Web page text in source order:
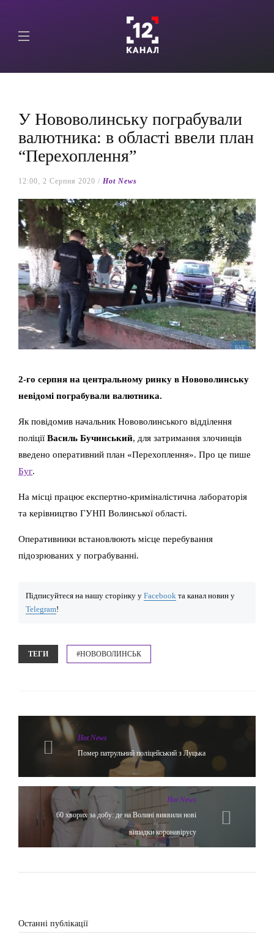
У Нововолинську пограбували
валютника: в області ввели план
“Перехоплення”
12:00, 2 Серпня 2020 / Hot News
2-го серпня на центральному ринку в Нововолинську
невідомі пограбували валютника.
Як повідомив начальник Нововолинського відділення
поліції Василь Бучинський, для затримання злочинців
введено оперативний план «Перехоплення». Про це пише
Буг.
На місці працює експертно-криміналістична лабораторія
та керівництво ГУНП Волинської області.
Оперативники встановлюють місце перебування
підозрюваних у пограбуванні.
Підписуйтеся на нашу сторінку у Facebook та канал новин у
Telegram!
ТЕГИ #НОВОВОЛИНСЬК
Hot News
Помер патрульний поліцейський з Луцька
Hot News
60 хворих за добу: де на Волині виявили нові
випадки коронавірусу
Останні публікації